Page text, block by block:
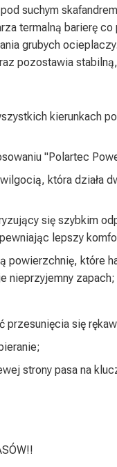
suchym
termalną barierę co
grubych
pozostawia
kierunkach
"Polartec
która działa
się szybkim
lepszy
powierzchnię, które
nieprzyjemny zapach;
przesunięcia się
strony pasa na